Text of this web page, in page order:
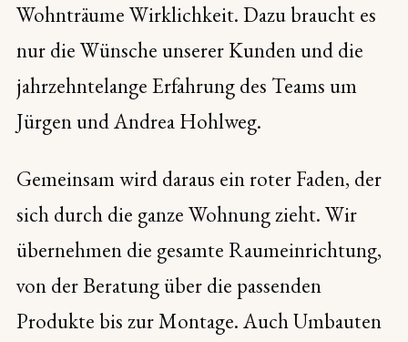
Wohnträume Wirklichkeit. Dazu braucht es
nur die Wünsche unserer Kunden und die
jahrzehntelange Erfahrung des Teams um
Jürgen und Andrea Hohlweg.
Gemeinsam wird daraus ein roter Faden, der
sich durch die ganze Wohnung zieht. Wir
übernehmen die gesamte Raumeinrichtung,
von der Beratung über die passenden
Produkte bis zur Montage. Auch Umbauten